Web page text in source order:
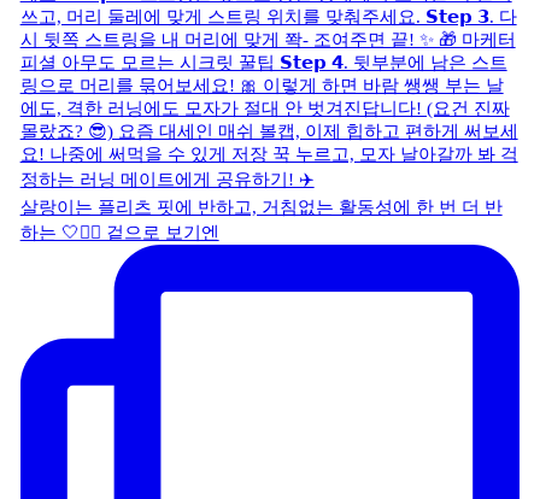
살랑이는 플리츠 핏에 반하고, 거침없는 활동성에 한 번 더 반
하는 🤍🏃‍♀️ 겉으로 보기엔